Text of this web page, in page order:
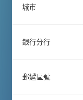
城市
銀行分行
郵遞區號